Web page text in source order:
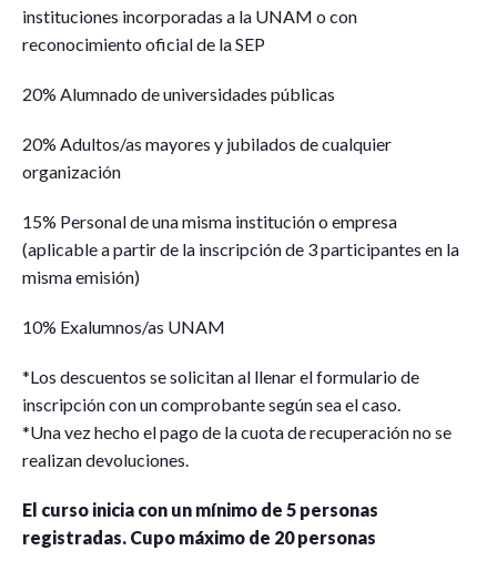
instituciones incorporadas a la UNAM o con
reconocimiento oficial de la SEP
20% Alumnado de universidades públicas
20% Adultos/as mayores y jubilados de cualquier
organización
15% Personal de una misma institución o empresa
(aplicable a partir de la inscripción de 3 participantes en la
misma emisión)
10% Exalumnos/as UNAM
*Los descuentos se solicitan al llenar el formulario de
inscripción con un comprobante según sea el caso.
*Una vez hecho el pago de la cuota de recuperación no se
realizan devoluciones.
El curso inicia con un mínimo de 5 personas
registradas. Cupo máximo de 20 personas